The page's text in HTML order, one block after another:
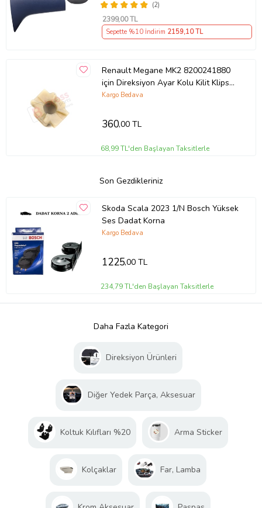
(2)
2399,00 TL
Sepette %10 İndirim 2159,10 TL
Renault Megane MK2 8200241880
için Direksiyon Ayar Kolu Kilit Klips
Plastiği
Kargo Bedava
360,00 TL
68,99 TL'den Başlayan Taksitlerle
Son Gezdikleriniz
Skoda Scala 2023 1/N Bosch Yüksek
Ses Dadat Korna
Kargo Bedava
1225,00 TL
234,79 TL'den Başlayan Taksitlerle
Daha Fazla Kategori
Direksiyon Ürünleri
Diğer Yedek Parça, Aksesuar
Koltuk Kılıfları %20 Arma Sticker
Kolçaklar Far, Lamba